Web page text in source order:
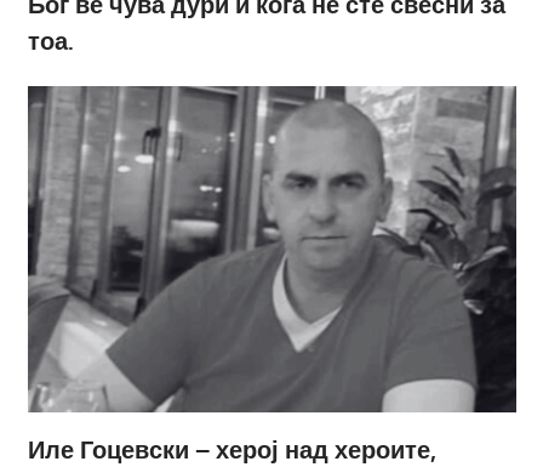
тоа.
Иле Гоцевски – херој над хероите,